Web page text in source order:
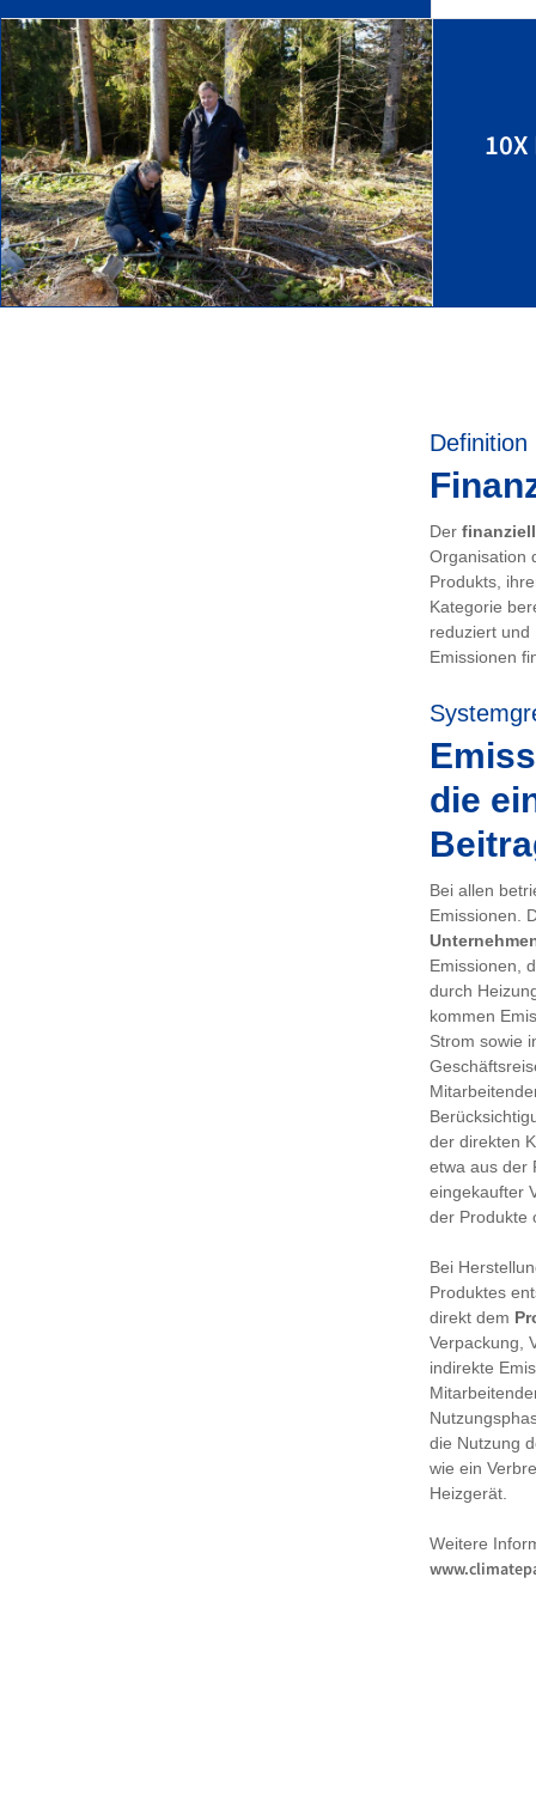
Definition
Der
Organisation
Produkts,
Kategorie
reduziert und
Emissionen
die
Bei allen
Emissionen.
Emissionen,
durch
kommen
Strom sowie
der direkten
etwa aus der
eingekaufter
der Produkte
Bei
Produktes
direkt dem
Verpackung,
indirekte
die Nutzung
wie ein
Heizgerät.
Weitere